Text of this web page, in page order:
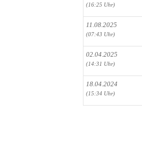
(16:25 Uhr)
11.08.2025
(07:43 Uhr)
02.04.2025
(14:31 Uhr)
18.04.2024
(15:34 Uhr)